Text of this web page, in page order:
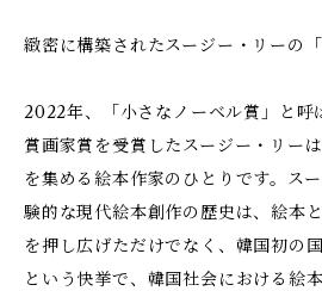
緻密に構築されたスージー・リーの「
2022年、「小さなノーベル賞」と呼
賞画家賞を受賞したスージー・リー
を集める絵本作家のひとりです。ス
験的な現代絵本創作の歴史は、絵本
を押し広げただけでなく、韓国初の
という快挙で、韓国社会における絵